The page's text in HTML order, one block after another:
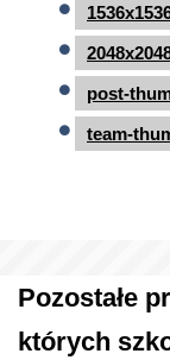
post-
team-
Pozostałe
których